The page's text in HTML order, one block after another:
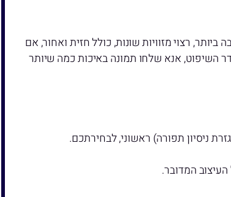
רצוי מזוויות שונות, כולל חזית ואחור, אם
השיפוט, אנא שלחו תמונה באיכות כמה שיותר
ניסיון תפורה) ראשוני, לבחירתכם.
המדובר.